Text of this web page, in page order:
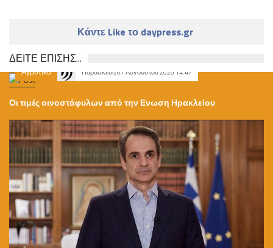
Κάντε Like το daypress.gr
ΔΕΙΤΕ ΕΠΙΣΗΣ...
Αγροτικά Παρασκευή 07 Αυγούστου 2026 14:47
Οι τιμές οινοστάφυλων από την Ενωση Ηρακλείου